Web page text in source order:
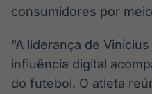
consumidores por
“A liderança de
influência digital
do futebol. O atleta